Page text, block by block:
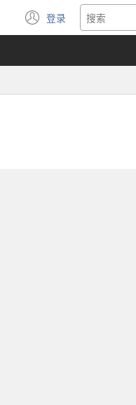
登录
（打
开
窗